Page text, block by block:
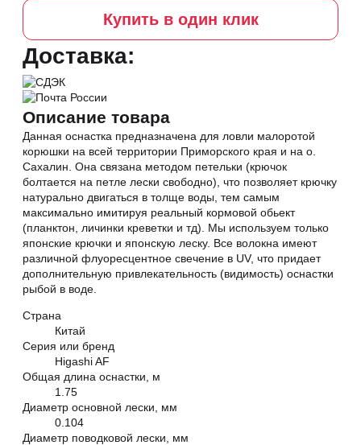
Купить в один клик
Доставка:
Описание товара
Данная оснастка предназначена для ловли малоротой
корюшки на всей территории Приморского края и на о.
Сахалин. Она связана методом петельки (крючок
болтается на петле лески свободно), что позволяет крючку
натурально двигаться в толще воды, тем самым
максимально имитируя реальный кормовой обьект
(планктон, личинки креветки и тд). Мы используем только
японские крючки и японскую леску. Все волокна имеют
различной флуоресцентное свечение в UV, что придает
дополнительную привлекательность (видимость) оснастки
рыбой в воде.
Страна
Китай
Серия или бренд
Higashi AF
Общая длина оснастки, м
1.75
Диаметр основной лески, мм
0.104
Диаметр поводковой лески, мм